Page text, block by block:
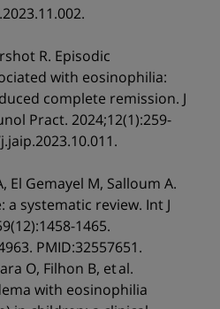
R. Episodic
with eosinophilia:
complete remission. J
Pract. 2024;12(1):259-
El Gemayel M, Salloum A.
a systematic review. Int J
1465.
PMID:32557651.
O, Filhon B, et al.
with eosinophilia